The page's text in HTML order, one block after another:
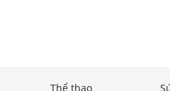
Thể thao